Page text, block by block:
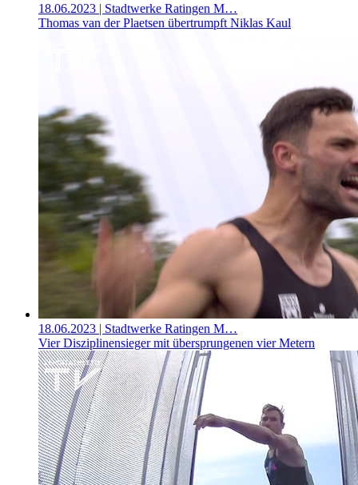
18.06.2023 | Stadtwerke Ratingen M…
Thomas van der Plaetsen übertrumpft Niklas Kaul
18.06.2023 | Stadtwerke Ratingen M…
Vier Disziplinensieger mit übersprungenen vier Metern